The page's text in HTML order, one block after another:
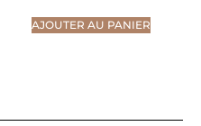
AJOUTER AU PANIER